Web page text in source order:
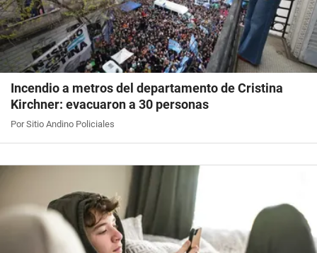
Incendio a metros del departamento de Cristina
Kirchner: evacuaron a 30 personas
Por Sitio Andino Policiales